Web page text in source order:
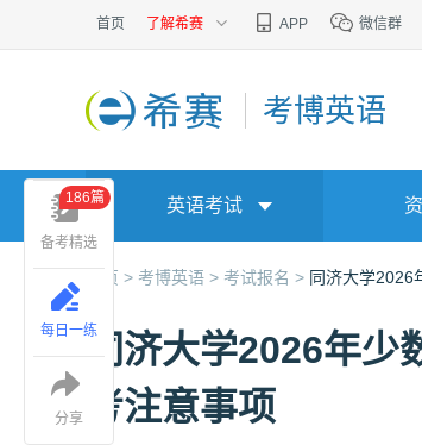
首页 了解希赛 APP 微信群
考博英语
英语考试
首页 > 考博英语 > 考试报名 > 同济大学2026
同济大学2026年少
考注意事项
备考精选
186篇
每日一练
分享